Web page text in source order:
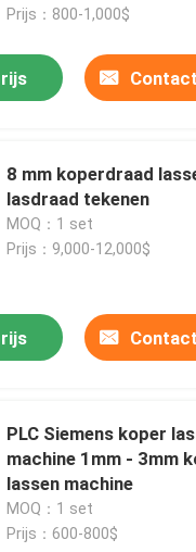
Prijs：800-1,000$
8 mm koperdraad
lasdraad tekenen
MOQ：1 set
Prijs：9,000-12,000$
PLC Siemens koper
machine 1mm - 3mm
lassen machine
MOQ：1 set
Prijs：600-800$